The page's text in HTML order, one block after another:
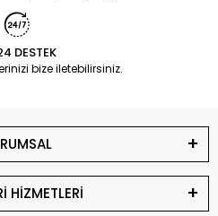
DESTEK
bize iletebilirsiniz.
HİZMETLERİ